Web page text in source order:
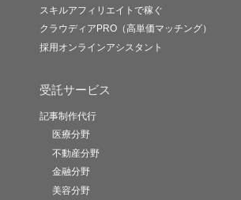
スキルアフィリエイトで稼ぐ
クラウディアPRO（高単価マッチング）
採用オンラインアシスタント
受託サービス
記事制作代行
医療分野
不動産分野
金融分野
美容分野